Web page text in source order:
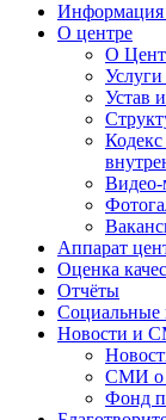
Информация
О центре
О
Устав
Видео-
Аппарат
Оценка
Отчёты
Социальные
Новости и
СМИ о
Фонд